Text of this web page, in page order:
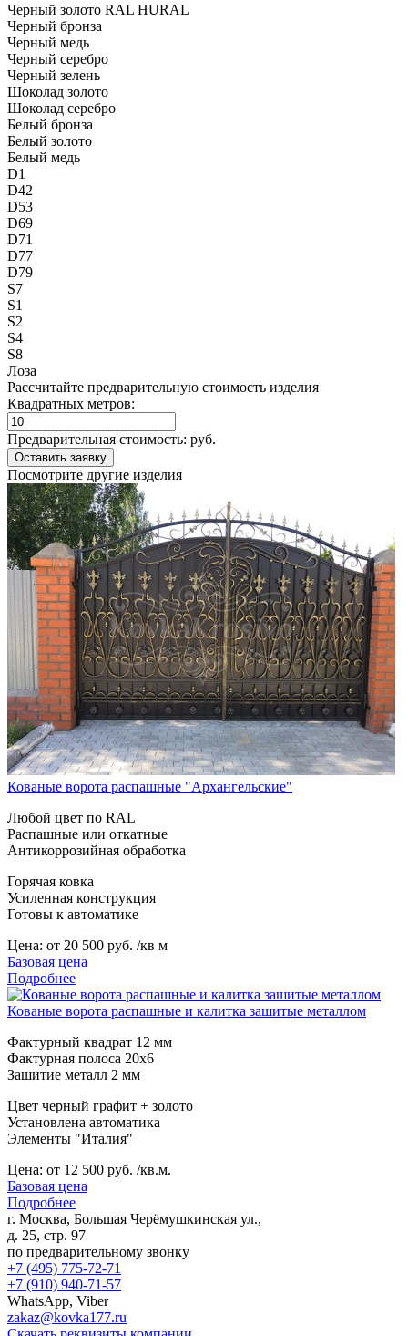
Черный золото RAL HURAL
Черный бронза
Черный медь
Черный серебро
Черный зелень
Шоколад золото
Шоколад серебро
Белый бронза
Белый золото
Белый медь
D1
D42
D53
D69
D71
D77
D79
S7
S1
S2
S4
S8
Лоза
Рассчитайте предварительную стоимость изделия
Квадратных метров:
Предварительная стоимость: руб.
Посмотрите другие изделия
Кованые ворота распашные "Архангельские"
Любой цвет по RAL
Распашные или откатные
Антикоррозийная обработка
Горячая ковка
Усиленная конструкция
Готовы к автоматике
Цена: от 20 500 руб. /кв м
Базовая цена
Подробнее
Кованые ворота распашные и калитка зашитые металлом
Фактурный квадрат 12 мм
Фактурная полоса 20х6
Зашитие металл 2 мм
Цвет черный графит + золото
Установлена автоматика
Элементы "Италия"
Цена: от 12 500 руб. /кв.м.
Базовая цена
Подробнее
г. Москва, Большая Черёмушкинская ул.,
д. 25, стр. 97
по предварительному звонку
+7 (495) 775-72-71
+7 (910) 940-71-57
WhatsApp, Viber
zakaz@kovka177.ru